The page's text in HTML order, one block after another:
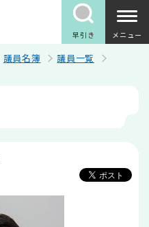
早引き メニュー
議員名簿
議員一覧